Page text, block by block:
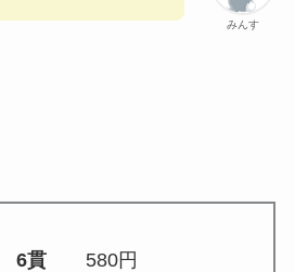
みんす
6貫580円